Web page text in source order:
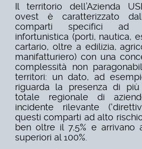
Il territorio dell’Azienda
ovest è caratterizzato
comparti specifici ad
infortunistica (porti, nautica,
cartario, oltre a edilizia,
manifatturiero) con una
complessità non
territori: un dato, ad
riguarda la presenza di
totale regionale di
incidente rilevante
questi comparti ad alto
ben oltre il 7,5% e arrivano
superiori al 100%.